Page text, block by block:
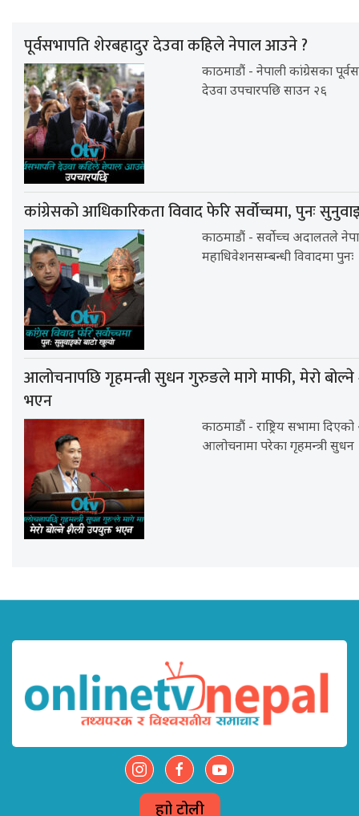
पूर्वसभापति शेरबहादुर देउवा कहिले नेपाल आउने ?
काठमाडौं - नेपाली कांग्रेसका
देउवा उपचारपछि साउन २६
कांग्रेसको आधिकारिकता विवाद फेरि सर्वोच्चमा, पुनः
काठमाडौं - सर्वोच्च अदालतले
महाधिवेशनसम्बन्धी विवादमा पुनः
आलोचनापछि गृहमन्त्री सुधन गुरुङले मागे माफी, मेरो
भएन
काठमाडौं - राष्ट्रिय सभामा
आलोचनामा परेका गृहमन्त्री सुधन
हाम्रो टोली